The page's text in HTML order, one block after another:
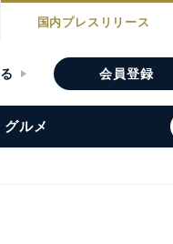
国内プレスリリース
会員登録
グルメ